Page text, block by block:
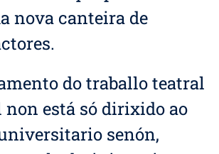
nova canteira de
do traballo teatral
está só dirixido ao
senón,